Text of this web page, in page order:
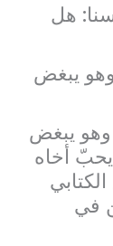
هل
يبغض
وهو يبغض
أخاه
الكتابي
في